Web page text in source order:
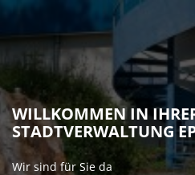
WILLKOMMEN IN
STADTVERWALTUNG
Wir sind für Sie da